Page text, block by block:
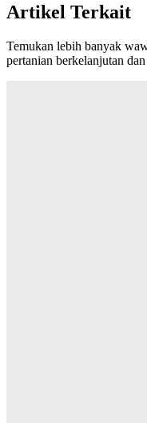
Artikel Terkait
Temukan lebih banyak
pertanian berkelanjutan